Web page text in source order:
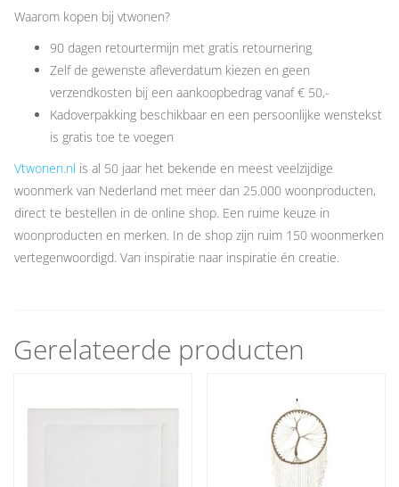
Waarom kopen bij vtwonen?
90 dagen retourtermijn met gratis retournering
Zelf de gewenste afleverdatum kiezen en geen
verzendkosten bij een aankoopbedrag vanaf € 50,-
Kadoverpakking beschikbaar en een persoonlijke wenstekst
is gratis toe te voegen
Vtwonen.nl is al 50 jaar het bekende en meest veelzijdige
woonmerk van Nederland met meer dan 25.000 woonproducten,
direct te bestellen in de online shop. Een ruime keuze in
woonproducten en merken. In de shop zijn ruim 150 woonmerken
vertegenwoordigd. Van inspiratie naar inspiratie én creatie.
Gerelateerde producten